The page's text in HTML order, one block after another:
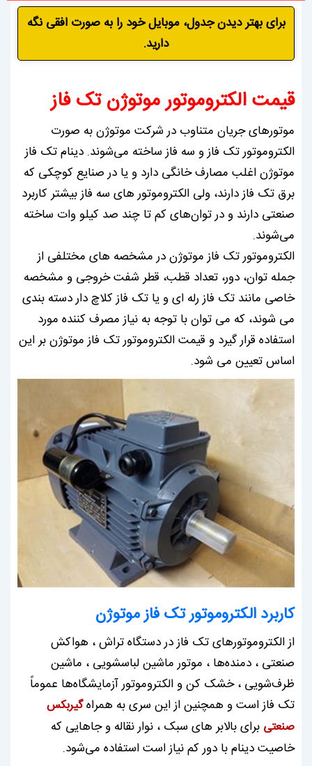
برای بهتر دیدن جدول، موبایل خود را به صورت افقی نگه
دارید.
قیمت الکتروموتور موتوژن تک فاز
موتورهای جریان متناوب در شرکت موتوژن به ‌صورت
الکتروموتور تک فاز و سه فاز ساخته می‌شوند. دینام تک فاز
موتوژن اغلب مصارف خانگی دارد و یا در صنایع کوچکی که
برق تک فاز دارند، ولی الکتروموتور های سه فاز بیشتر کاربرد
صنعتی دارند و در توان‌های کم تا چند صد کیلو وات ساخته
می‌شوند.
الکتروموتور تک فاز موتوژن در مشخصه های مختلفی از
جمله توان، دور، تعداد قطب، قطر شفت خروجی و مشخصه
خاصی مانند تک فاز رله ای و یا تک فاز کلاچ دار دسته بندی
می شوند، که می توان با توجه به نیاز مصرف کننده مورد
استفاده قرار گیرد و قیمت الکتروموتور تک فاز موتوژن بر این
اساس تعیین می شود.
کاربرد الکتروموتور تک فاز موتوژن
از الکتروموتورهای تک فاز در دستگاه تراش ، هواکش
صنعتی ، دمنده‌ها ، موتور ماشین لباسشویی ، ماشین
ظرف‌شویی ، خشک ‌کن و الکتروموتور آزمایشگاه‌ها عموماً
تک فاز است و همچنین از این سری به همراهگیربکس
صنعتیبرای بالابر های سبک ، نوار نقاله و جاهایی که
خاصیت دینام با دور کم نیاز است استفاده می‌شود.